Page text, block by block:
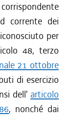
corrente dei
per
48, terzo
21 ottobre
di esercizio
dell' articolo
, nonché dai